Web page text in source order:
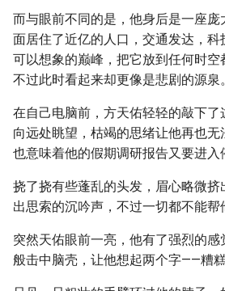
而与眼前不同的是，他身后是一座庞
面居住了近亿的人口，交通发达，
可以想象的巅峰，把它放到任何时空
不过此时看起来却更像是悲剧的源泉。
在自己电脑前，方天佑轻轻的敲下
向远处眺望，枯竭的思绪让他再也
也意味着他的假期调研报告又要进入
挠了挠有些蓬乱的头发，眉心略微
出思索的沉吟声，不过一切都不能帮
突然天佑眼前一亮，他有了强烈的
般击中脑壳，让他想起两个字——糟糕